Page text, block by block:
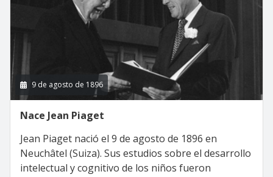
9 de agosto de 1896
Nace Jean Piaget
Jean Piaget nació el 9 de agosto de 1896 en
Neuchâtel (Suiza). Sus estudios sobre el desarrollo
intelectual y cognitivo de los niños fueron